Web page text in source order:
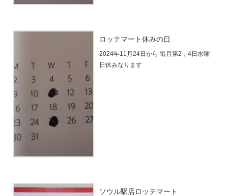
ロッテマート休みの日
2024年11月24日から 毎月第2，4日水曜
日休みなります
ソウル駅店ロッテマート